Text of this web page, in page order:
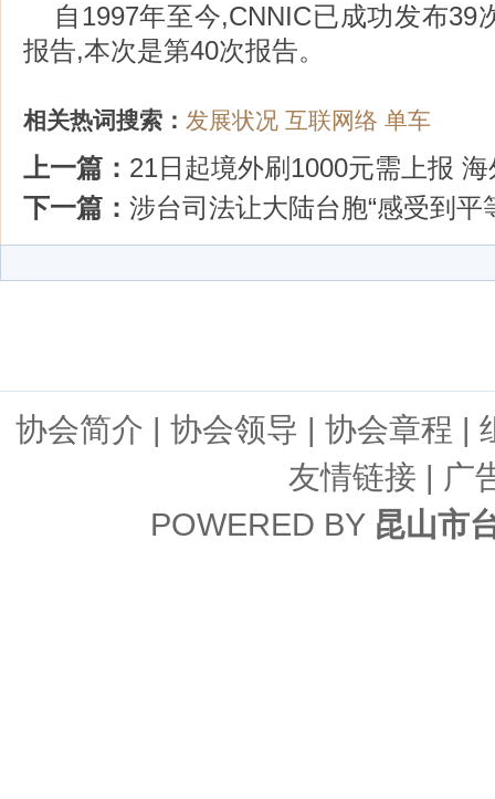
自1997年至今,CNNIC已成功发布39
报告,本次是第40次报告。
相关热词搜索： 发展状况 互联网络 单车
上一篇： 21日起境外刷1000元需上报
下一篇： 涉台司法让大陆台胞“感受到平
协会简介 | 协会领导 | 协会章程 |
友情链接 | 广
POWERED BY 昆山市